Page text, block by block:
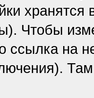
Чтобы
ссылка на